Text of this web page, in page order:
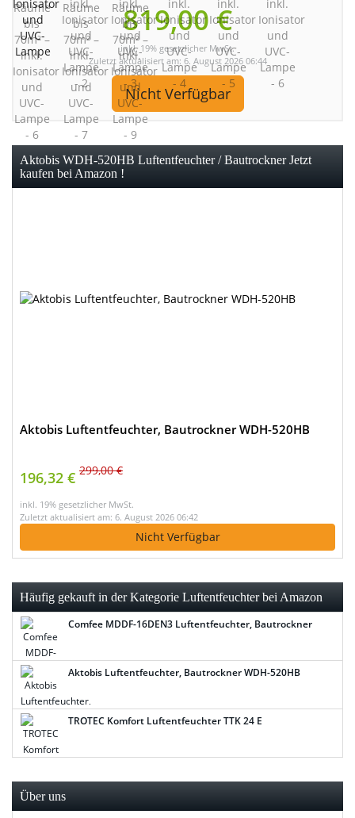
819,00 €
inkl. 19% gesetzlicher MwSt.
Zuletzt aktualisiert am: 6. August 2026 06:44
Nicht Verfügbar
Aktobis WDH-520HB Luftentfeuchter / Bautrockner Jetzt
kaufen bei Amazon !
Aktobis Luftentfeuchter, Bautrockner WDH-520HB
196,32 € 299,00 €
inkl. 19% gesetzlicher MwSt.
Zuletzt aktualisiert am: 6. August 2026 06:42
Nicht Verfügbar
Häufig gekauft in der Kategorie Luftentfeuchter bei Amazon
Comfee MDDF-16DEN3 Luftentfeuchter, Bautrockner
Aktobis Luftentfeuchter, Bautrockner WDH-520HB
TROTEC Komfort Luftentfeuchter TTK 24 E
Über uns